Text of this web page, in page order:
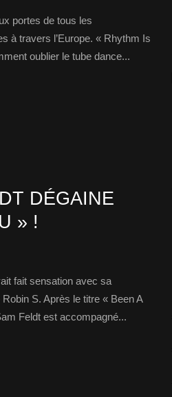
portes de tous les
à travers l’Europe. « Rhythm Is
oublier le tube dance...
DÉGAINE
» !
fait sensation avec sa
S. Après le titre « Been A
Feldt est accompagné...